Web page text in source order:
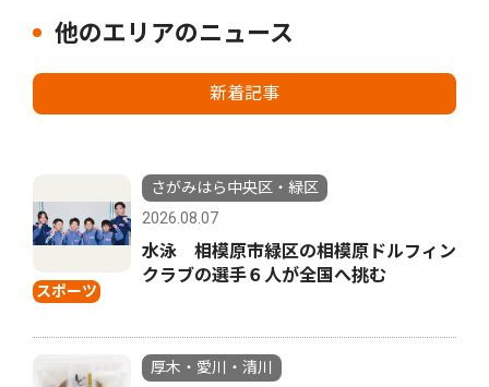
他のエリアのニュース
新着記事
スポーツ
さがみはら中央区・緑区
2026.08.07
水泳 相模原市緑区の相模原ドルフィン
クラブの選手６人が全国へ挑む
厚木・愛川・清川